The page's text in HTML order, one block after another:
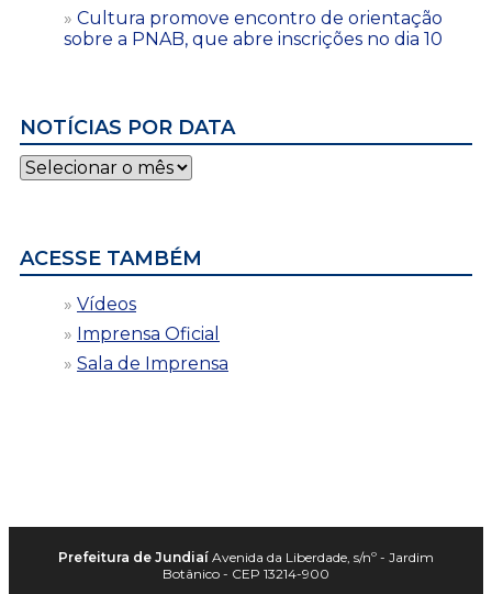
Cultura promove encontro de orientação
sobre a PNAB, que abre inscrições no dia 10
NOTÍCIAS POR DATA
Notícias
por
ACESSE TAMBÉM
Vídeos
Imprensa Oficial
Sala de Imprensa
Prefeitura de Jundiaí Avenida da Liberdade, s/nº - Jardim
Botânico - CEP 13214-900